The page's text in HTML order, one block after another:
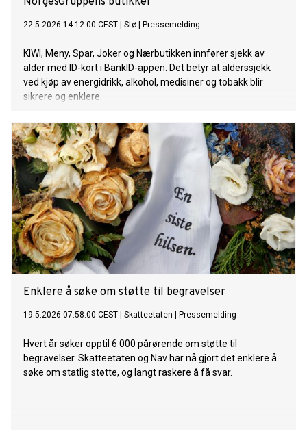
22.5.2026 14:12:00 CEST Stø Pressemelding
KIWI, Meny, Spar, Joker og Nærbutikken innfører sjekk av
alder med ID-kort i BankID-appen. Det betyr at alderssjekk
ved kjøp av energidrikk, alkohol, medisiner og tobakk blir
sikrere og enklere.
Enklere å søke om støtte til begravelser
19.5.2026 07:58:00 CEST Skatteetaten Pressemelding
Hvert år søker opptil 6 000 pårørende om støtte til
begravelser. Skatteetaten og Nav har nå gjort det enklere å
søke om statlig støtte, og langt raskere å få svar.